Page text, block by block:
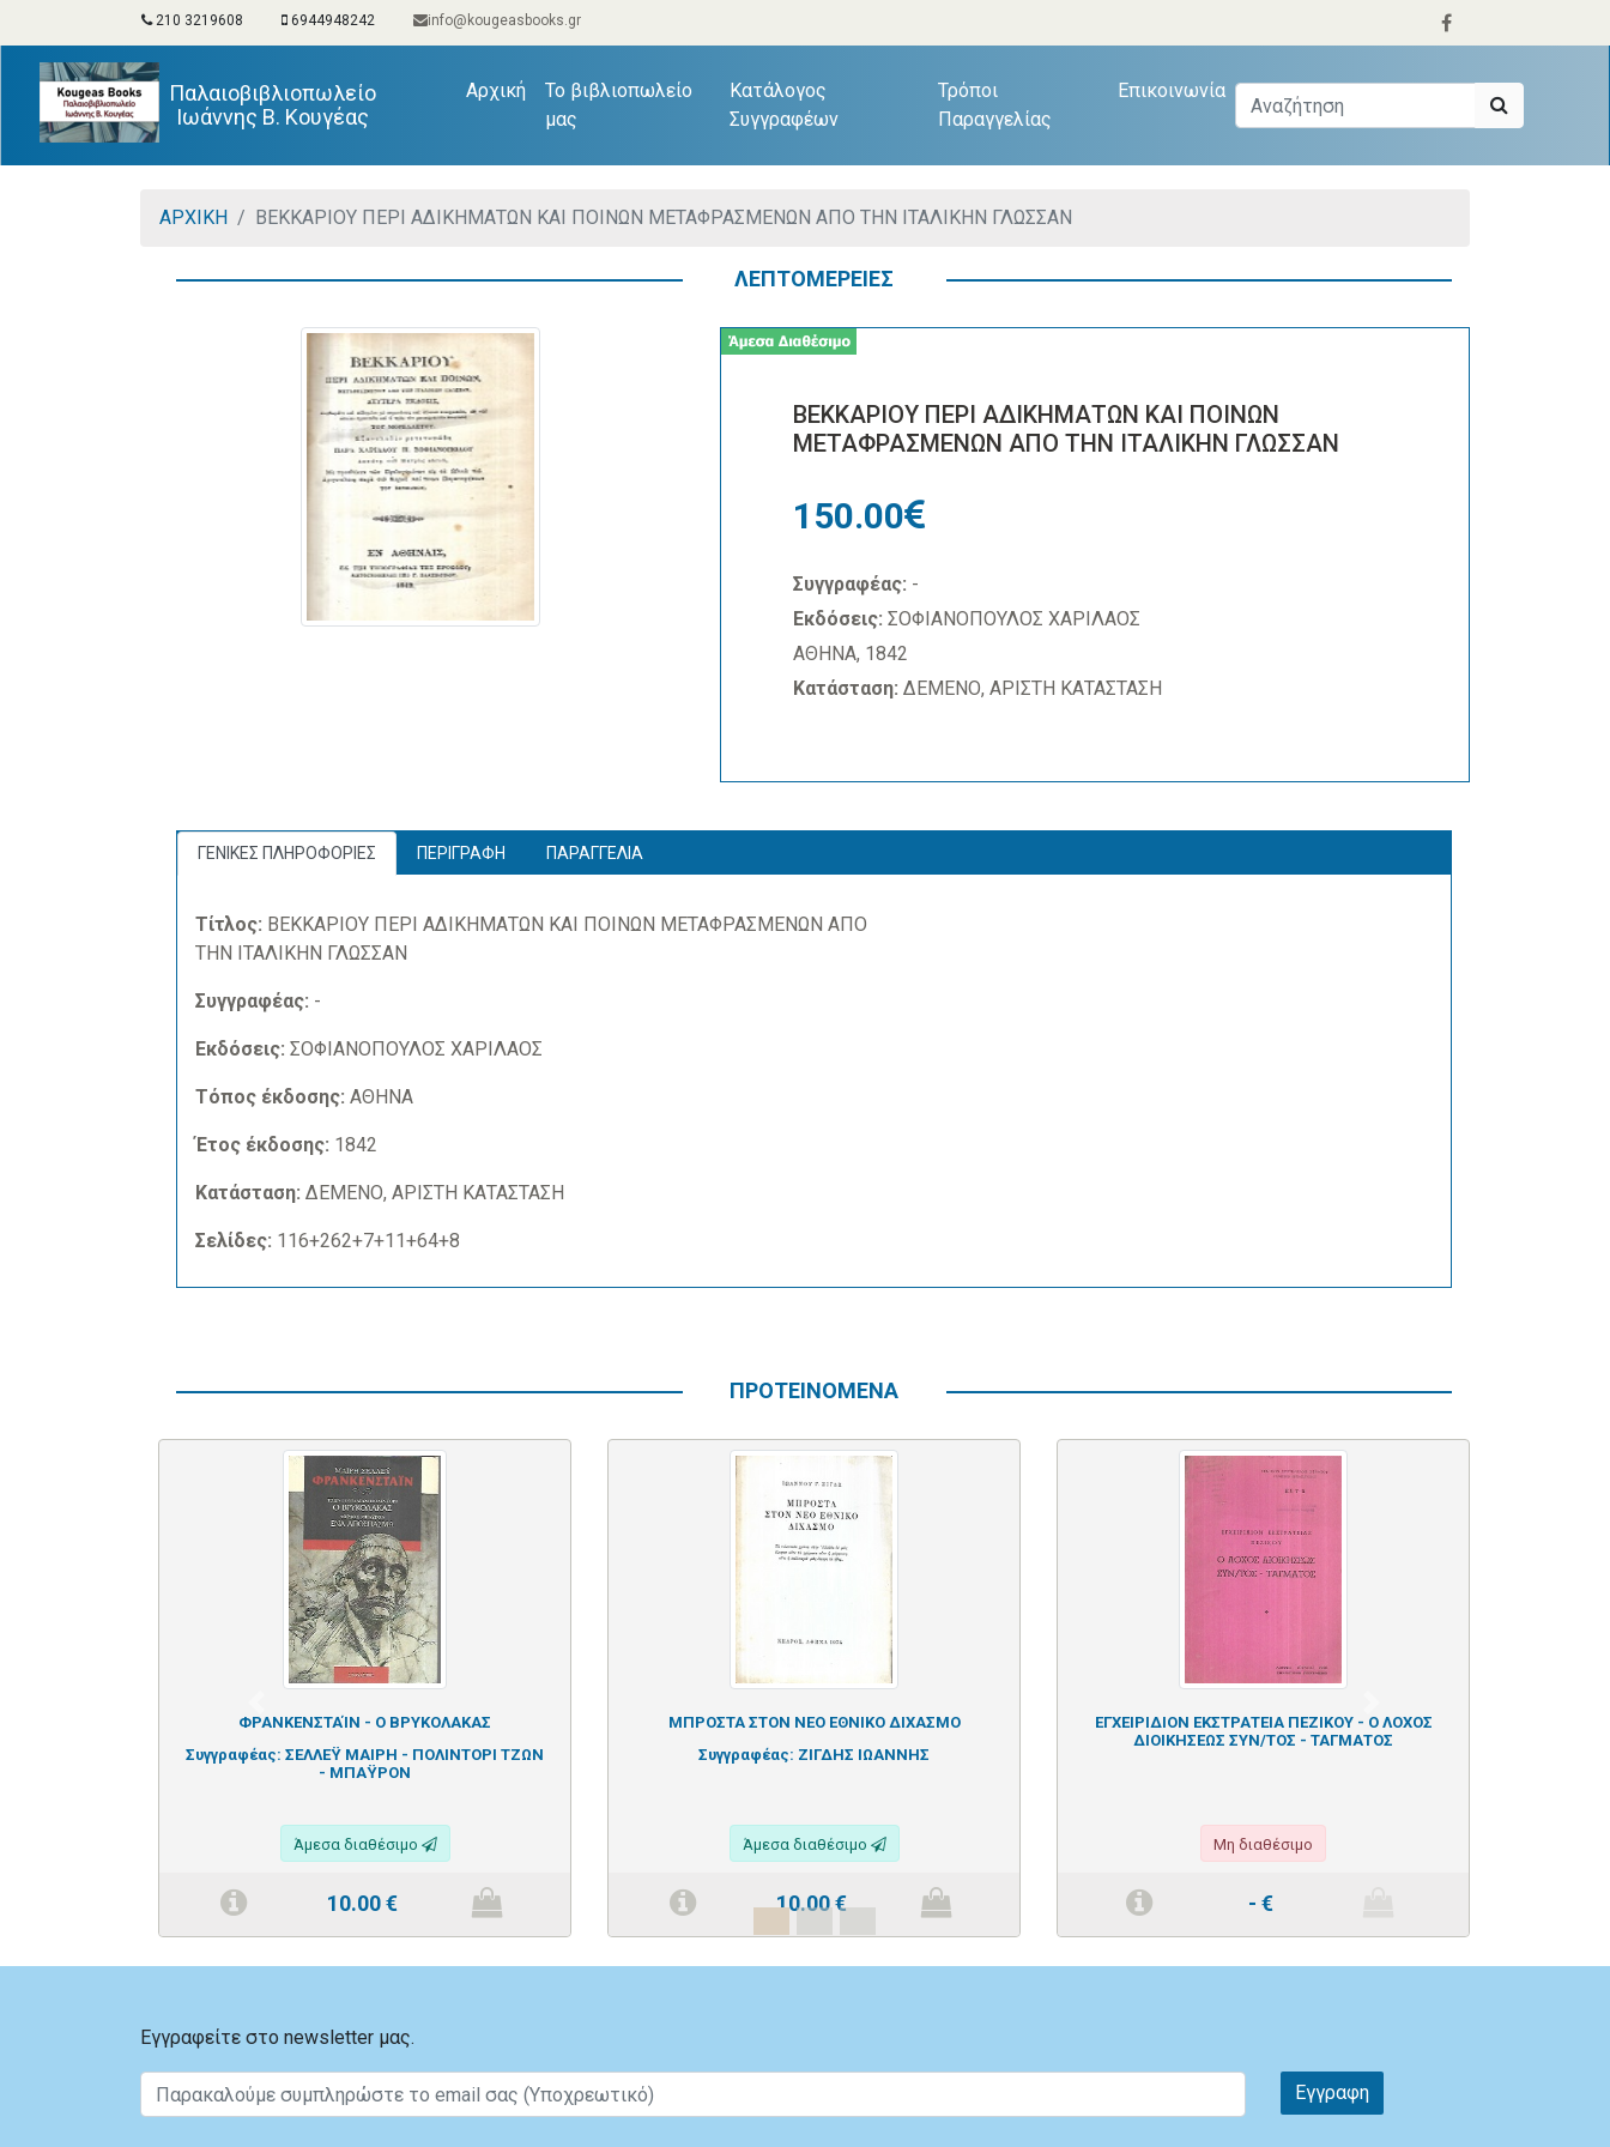
210 3219608 6944948242 info@kougeasbooks.gr
Παλαιοβιβλιοπωλείο
Ιωάννης Β. Κουγέας
Αρχική(current)
Το βιβλιοπωλείο
μας
Κατάλογος
Συγγραφέων
Τρόποι
Παραγγελίας
Επικοινωνία
ΑΡΧΙΚΗ ΒΕΚΚΑΡΙΟΥ ΠΕΡΙ ΑΔΙΚΗΜΑΤΩΝ ΚΑΙ ΠΟΙΝΩΝ ΜΕΤΑΦΡΑΣΜΕΝΩΝ ΑΠΟ ΤΗΝ ΙΤΑΛΙΚΗΝ ΓΛΩΣΣΑΝ
ΛΕΠΤΟΜΕΡΕΙΕΣ
ΒΕΚΚΑΡΙΟΥ ΠΕΡΙ ΑΔΙΚΗΜΑΤΩΝ ΚΑΙ ΠΟΙΝΩΝ
ΜΕΤΑΦΡΑΣΜΕΝΩΝ ΑΠΟ ΤΗΝ ΙΤΑΛΙΚΗΝ ΓΛΩΣΣΑΝ
150.00
Συγγραφέας: -
Εκδόσεις: ΣΟΦΙΑΝΟΠΟΥΛΟΣ ΧΑΡΙΛΑΟΣ
ΑΘΗΝΑ, 1842
Κατάσταση: ΔΕΜΕΝΟ, ΑΡΙΣΤΗ ΚΑΤΑΣΤΑΣΗ
ΓΕΝΙΚΕΣ ΠΛΗΡΟΦΟΡΙΕΣ ΠΕΡΙΓΡΑΦΗ ΠΑΡΑΓΓΕΛΙΑ
Τίτλος: ΒΕΚΚΑΡΙΟΥ ΠΕΡΙ ΑΔΙΚΗΜΑΤΩΝ ΚΑΙ ΠΟΙΝΩΝ ΜΕΤΑΦΡΑΣΜΕΝΩΝ ΑΠΟ
ΤΗΝ ΙΤΑΛΙΚΗΝ ΓΛΩΣΣΑΝ
Συγγραφέας: -
Εκδόσεις: ΣΟΦΙΑΝΟΠΟΥΛΟΣ ΧΑΡΙΛΑΟΣ
Τόπος έκδοσης: ΑΘΗΝΑ
Έτος έκδοσης: 1842
Κατάσταση: ΔΕΜΕΝΟ, ΑΡΙΣΤΗ ΚΑΤΑΣΤΑΣΗ
Σελίδες: 116+262+7+11+64+8
ΠΡΟΤΕΙΝΟΜΕΝΑ
ΦΡΑΝΚΕΝΣΤΑΊΝ - Ο ΒΡΥΚΟΛΑΚΑΣ
Συγγραφέας: ΣΕΛΛΕΫ ΜΑΙΡΗ - ΠΟΛΙΝΤΟΡΙ ΤΖΩΝ
- ΜΠΑΫΡΟΝ
Άμεσα διαθέσιμο
10.00€
ΜΠΡΟΣΤΑ ΣΤΟΝ ΝΕΟ ΕΘΝΙΚΟ ΔΙΧΑΣΜΟ
Συγγραφέας: ΖΙΓΔΗΣ ΙΩΑΝΝΗΣ
Άμεσα διαθέσιμο
10.00€
ΕΓΧΕΙΡΙΔΙΟΝ ΕΚΣΤΡΑΤΕΙΑ ΠΕΖΙΚΟΥ - Ο ΛΟΧΟΣ
ΔΙΟΙΚΗΣΕΩΣ ΣΥΝ/ΤΟΣ - ΤΑΓΜΑΤΟΣ
Μη διαθέσιμο
- €
Previous Next
Εγγραφείτε στο newsletter μας.
Εγγραφη